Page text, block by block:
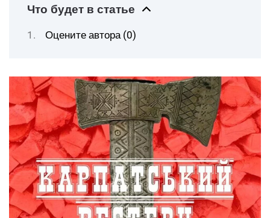
Что будет в статье
Оцените автора (0)